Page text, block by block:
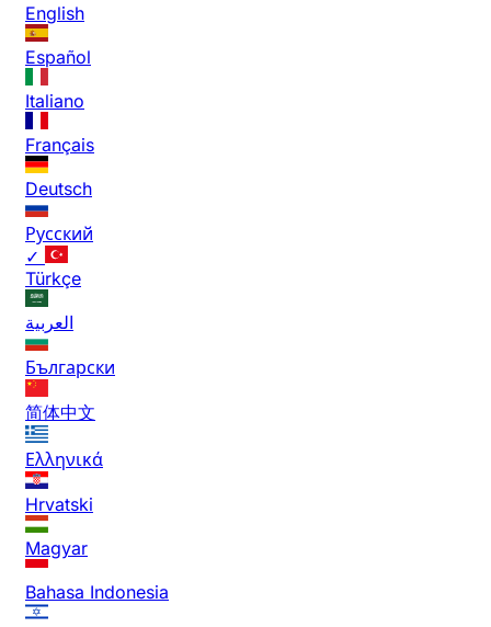
English
Español
Italiano
Français
Deutsch
Русский
✓
Türkçe
العربية
Български
简体中文
Ελληνικά
Hrvatski
Magyar
Bahasa Indonesia